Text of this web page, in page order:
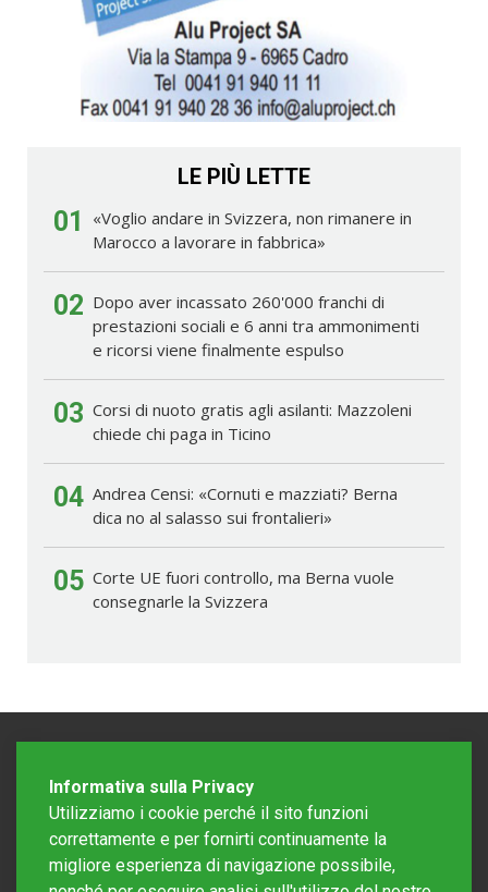
LE PIÙ LETTE
01
«Voglio andare in Svizzera, non rimanere in
Marocco a lavorare in fabbrica»
02 Dopo aver incassato 260'000 franchi di
prestazioni sociali e 6 anni tra ammonimenti
e ricorsi viene finalmente espulso
03 Corsi di nuoto gratis agli asilanti: Mazzoleni
chiede chi paga in Ticino
04 Andrea Censi: «Cornuti e mazziati? Berna
dica no al salasso sui frontalieri»
05 Corte UE fuori controllo, ma Berna vuole
consegnarle la Svizzera
Informativa sulla Privacy
Utilizziamo i cookie perché il sito funzioni
correttamente e per fornirti continuamente la
migliore esperienza di navigazione possibile,